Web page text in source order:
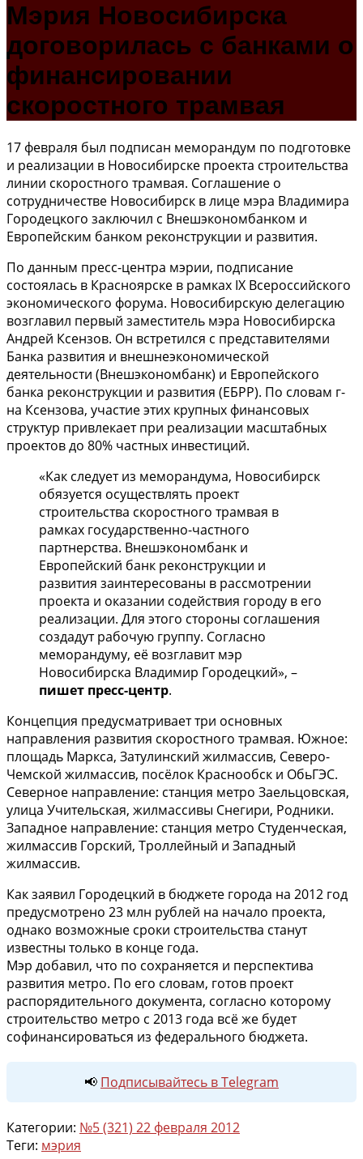
Мэрия Новосибирска
договорилась с банками о
финансировании
скоростного трамвая
17 февраля был подписан меморандум по подготовке
и реализации в Новосибирске проекта строительства
линии скоростного трамвая. Соглашение о
сотрудничестве Новосибирск в лице мэра Владимира
Городецкого заключил с Внешэкономбанком и
Европейским банком реконструкции и развития.
По данным пресс-центра мэрии, подписание
состоялась в Красноярске в рамках IX Всероссийского
экономического форума. Новосибирскую делегацию
возглавил первый заместитель мэра Новосибирска
Андрей Ксензов. Он встретился с представителями
Банка развития и внешнеэкономической
деятельности (Внешэкономбанк) и Европейского
банка реконструкции и развития (ЕБРР). По словам г-
на Ксензова, участие этих крупных финансовых
структур привлекает при реализации масштабных
проектов до 80% частных инвестиций.
«Как следует из меморандума, Новосибирск
обязуется осуществлять проект
строительства скоростного трамвая в
рамках государственно-частного
партнерства. Внешэкономбанк и
Европейский банк реконструкции и
развития заинтересованы в рассмотрении
проекта и оказании содействия городу в его
реализации. Для этого стороны соглашения
создадут рабочую группу. Согласно
меморандуму, её возглавит мэр
Новосибирска Владимир Городецкий», –
пишет пресс-центр.
Концепция предусматривает три основных
направления развития скоростного трамвая. Южное:
площадь Маркса, Затулинский жилмассив, Северо-
Чемской жилмассив, посёлок Краснообск и ОбьГЭС.
Северное направление: станция метро Заельцовская,
улица Учительская, жилмассивы Снегири, Родники.
Западное направление: станция метро Студенческая,
жилмассив Горский, Троллейный и Западный
жилмассив.
Как заявил Городецкий в бюджете города на 2012 год
предусмотрено 23 млн рублей на начало проекта,
однако возможные сроки строительства станут
известны только в конце года.
Мэр добавил, что по сохраняется и перспектива
развития метро. По его словам, готов проект
распорядительного документа, согласно которому
строительство метро с 2013 года всё же будет
софинансироваться из федерального бюджета.
📢 Подписывайтесь в Telegram
Категории: №5 (321) 22 февраля 2012
Теги: мэрия